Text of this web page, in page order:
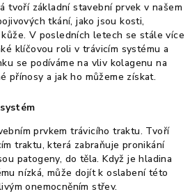
tvoří základní stavební prvek v našem
tkání, jako jsou kosti,
kůže. V posledních letech se stále více
klíčovou roli v trávicím systému a
se podíváme na vliv kolagenu na
přínosy a jak ho můžeme získat.
prvkem trávicího traktu. Tvoří
traktu, která zabraňuje pronikání
patogeny, do těla. Když je hladina
nízká, může dojít k oslabení této
onemocněním střev.